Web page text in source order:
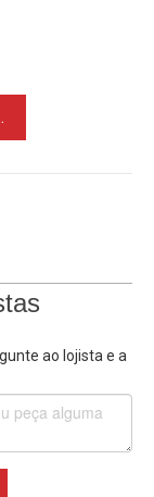
ao lojista e a